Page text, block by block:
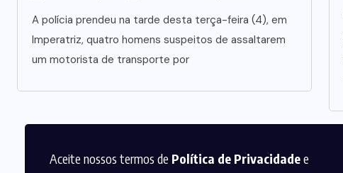
Aceite nossos termos de Política de Privacidadee
A polícia prendeu na tarde desta terça-feira (4), em
Imperatriz, quatro homens suspeitos de assaltarem
um motorista de transporte por